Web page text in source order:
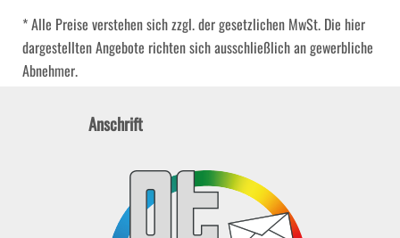
* Alle Preise verstehen sich zzgl. der gesetzlichen MwSt. Die hier
dargestellten Angebote richten sich ausschließlich an gewerbliche
Abnehmer.
Anschrift